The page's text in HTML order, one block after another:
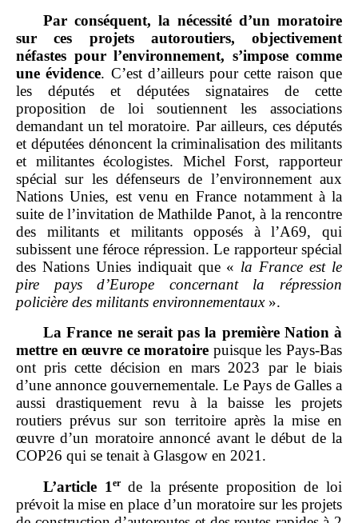
Par conséquent, la nécessité d’un moratoire
sur ces projets autoroutiers, objectivement
néfastes pour l’environnement, s’impose comme
une évidence. C’est d’ailleurs pour cette raison que
les députés et députées signataires de cette
proposition de loi soutiennent les associations
demandant un tel moratoire. Par ailleurs, ces députés
et députées dénoncent la criminalisation des militants
et militantes écologistes. Michel Forst, rapporteur
spécial sur les défenseurs de l’environnement aux
Nations Unies, est venu en France notamment à la
suite de l’invitation de Mathilde Panot, à la rencontre
des militants et militants opposés à l’A69, qui
subissent une féroce répression. Le rapporteur spécial
des Nations Unies indiquait que « la France est le
pire pays d’Europe concernant la répression
policière des militants environnementaux».
La France ne serait pas la première Nation à
mettre en œuvre ce moratoire puisque les Pays‑Bas
ont pris cette décision en mars 2023 par le biais
d’une annonce gouvernementale. Le Pays de Galles a
aussi drastiquement revu à la baisse les projets
routiers prévus sur son territoire après la mise en
œuvre d’un moratoire annoncé avant le début de la
COP26 qui se tenait à Glasgow en 2021.
L’article 1er
de la présente proposition de loi
prévoit la mise en place d’un moratoire sur les projets